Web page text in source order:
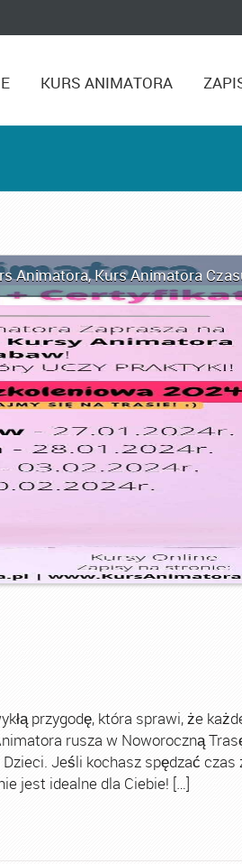
KURS ANIMATORA
Animatora,Kurs Animatora
przygodę, która sprawi, że
rusza w Noworoczną
Jeśli kochasz spędzać czas
jest idealne dla Ciebie! […]